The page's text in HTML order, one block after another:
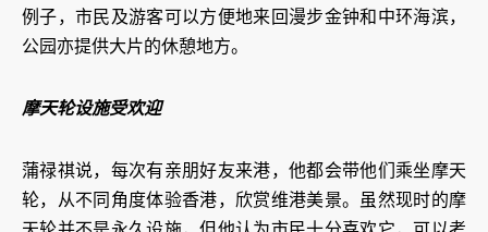
例子，市民及游客可以方便地来回漫步金钟和中环海滨，
公园亦提供大片的休憩地方。
摩天轮设施受欢迎
蒲禄祺说，每次有亲朋好友来港，他都会带他们乘坐摩天
轮，从不同角度体验香港，欣赏维港美景。虽然现时的摩